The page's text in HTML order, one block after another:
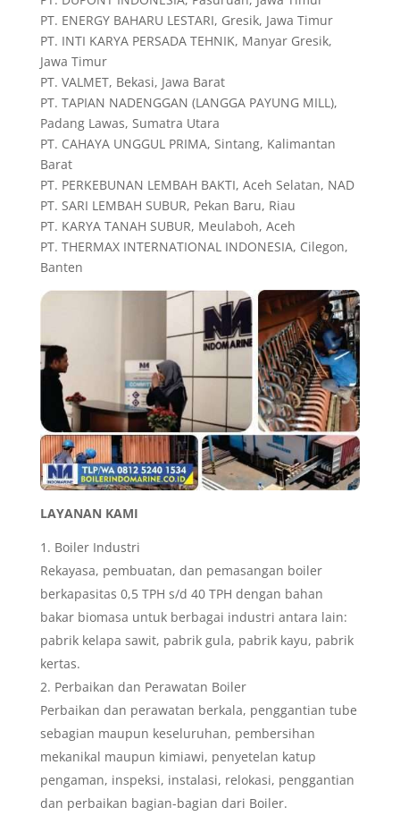
PT. ENERGY BAHARU LESTARI, Gresik, Jawa Timur
PT. INTI KARYA PERSADA TEHNIK, Manyar Gresik,
Jawa Timur
PT. VALMET, Bekasi, Jawa Barat
PT. TAPIAN NADENGGAN (LANGGA PAYUNG MILL),
Padang Lawas, Sumatra Utara
PT. CAHAYA UNGGUL PRIMA, Sintang, Kalimantan
Barat
PT. PERKEBUNAN LEMBAH BAKTI, Aceh Selatan, NAD
PT. SARI LEMBAH SUBUR, Pekan Baru, Riau
PT. KARYA TANAH SUBUR, Meulaboh, Aceh
PT. THERMAX INTERNATIONAL INDONESIA, Cilegon,
Banten
LAYANAN KAMI
Boiler Industri
Rekayasa, pembuatan, dan pemasangan boiler
berkapasitas 0,5 TPH s/d 40 TPH dengan bahan
bakar biomasa untuk berbagai industri antara lain:
pabrik kelapa sawit, pabrik gula, pabrik kayu, pabrik
kertas.
Perbaikan dan Perawatan Boiler
Perbaikan dan perawatan berkala, penggantian tube
sebagian maupun keseluruhan, pembersihan
mekanikal maupun kimiawi, penyetelan katup
pengaman, inspeksi, instalasi, relokasi, penggantian
dan perbaikan bagian-bagian dari Boiler.